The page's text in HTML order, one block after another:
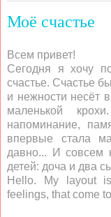
Моё счастье
Всем привет!
Сегодня я хочу
счастье. Счастье
и нежности несёт
маленькой
напоминание,
впервые стала
давно... И совсем
детей: доча и два
Hello. My layout
feelings, that come